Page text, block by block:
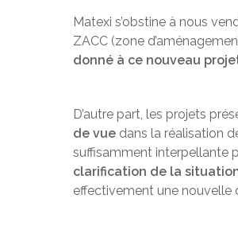
Matexi s’obstine à nous
ZACC (zone
donné à ce nouveau
D’autre part, les projets
de vue dans la réalisation
suffisamment interpellante
clarification de la
effectivement une nouvelle